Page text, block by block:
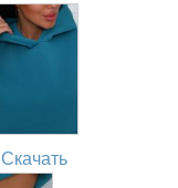
Скачать